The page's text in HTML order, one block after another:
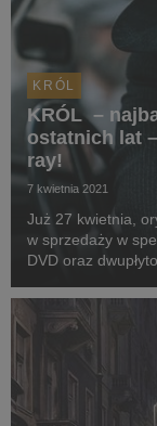
KRÓL
KRÓL –
ostatnich lat
ray!
7 kwietnia 2021
Już 27 kwietnia,
w sprzedaży w
DVD oraz